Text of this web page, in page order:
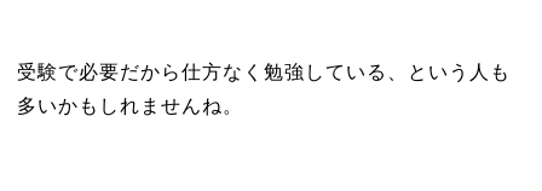
受験で必要だから仕方なく勉強している、という人も
多いかもしれませんね。